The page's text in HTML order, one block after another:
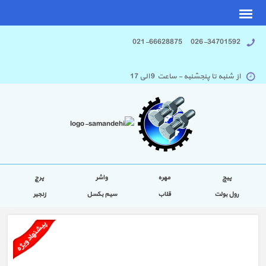
026-34701592 021-66628875
از شنبه تا پنجشنبه - ساعت 9 الی 17
پیچ مهره واشر
پرچ
رول بولت
قلاب سیم بکسل زنجیر